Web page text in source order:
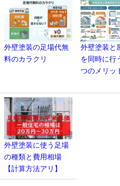
外壁塗装の足場代無
料のカラクリ
外壁塗装と
を同時に行
つのメリッ
外壁塗装に使う足場
の種類と費用相場
【計算方法アリ】